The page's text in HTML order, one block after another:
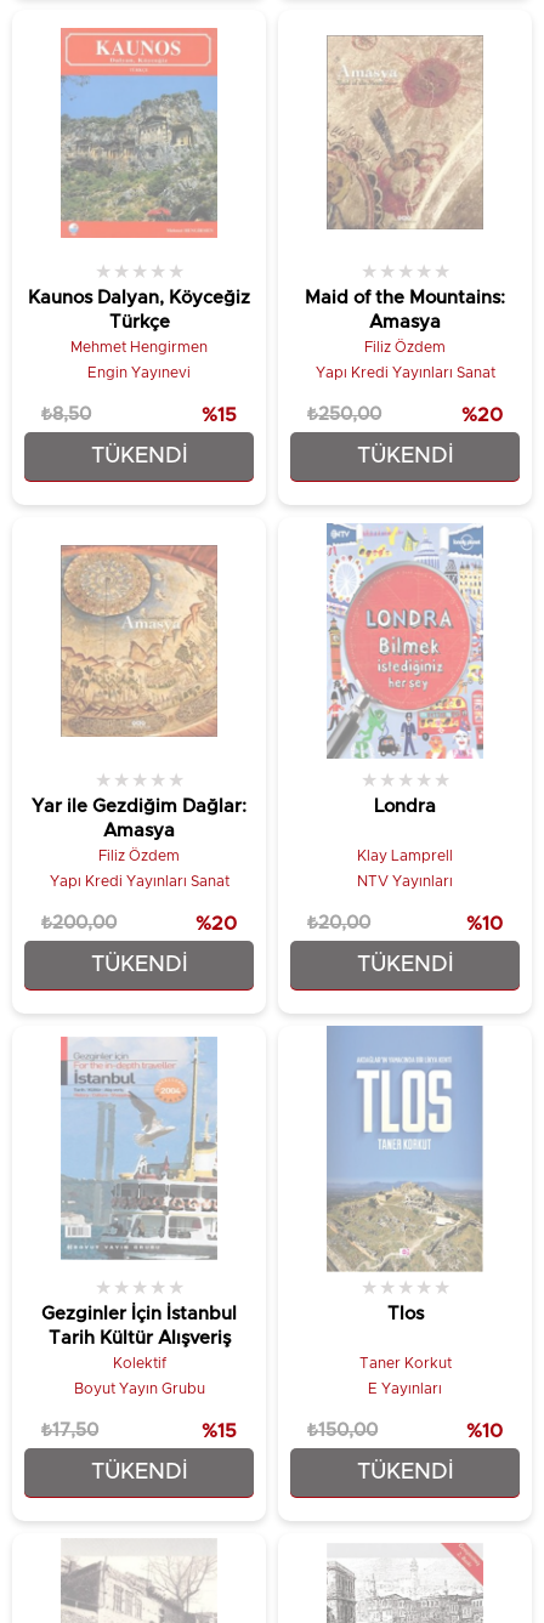
TÜKENDI
Kaunos Dalyan, Köyceğiz
Türkçe
★ ★ ★ ★ ★
Mehmet Hengirmen
Engin Yayınevi
₺7,23
₺8,50 %15
TÜKENDI
Maid of the Mountains:
Amasya
★ ★ ★ ★ ★
Filiz Özdem
Yapı Kredi Yayınları Sanat
₺200,00
₺250,00 %20
TÜKENDI
Yar ile Gezdiğim Dağlar:
Amasya
★ ★ ★ ★ ★
Filiz Özdem
Yapı Kredi Yayınları Sanat
₺160,00
₺200,00 %20
TÜKENDI
Londra
★ ★ ★ ★ ★
Klay Lamprell
NTV Yayınları
₺18,00
₺20,00 %10
TÜKENDI
Gezginler İçin İstanbul
Tarih Kültür Alışveriş
★ ★ ★ ★ ★
Kolektif
Boyut Yayın Grubu
₺14,88
₺17,50 %15
TÜKENDI
Tlos
★ ★ ★ ★ ★
Taner Korkut
E Yayınları
₺135,00
₺150,00 %10